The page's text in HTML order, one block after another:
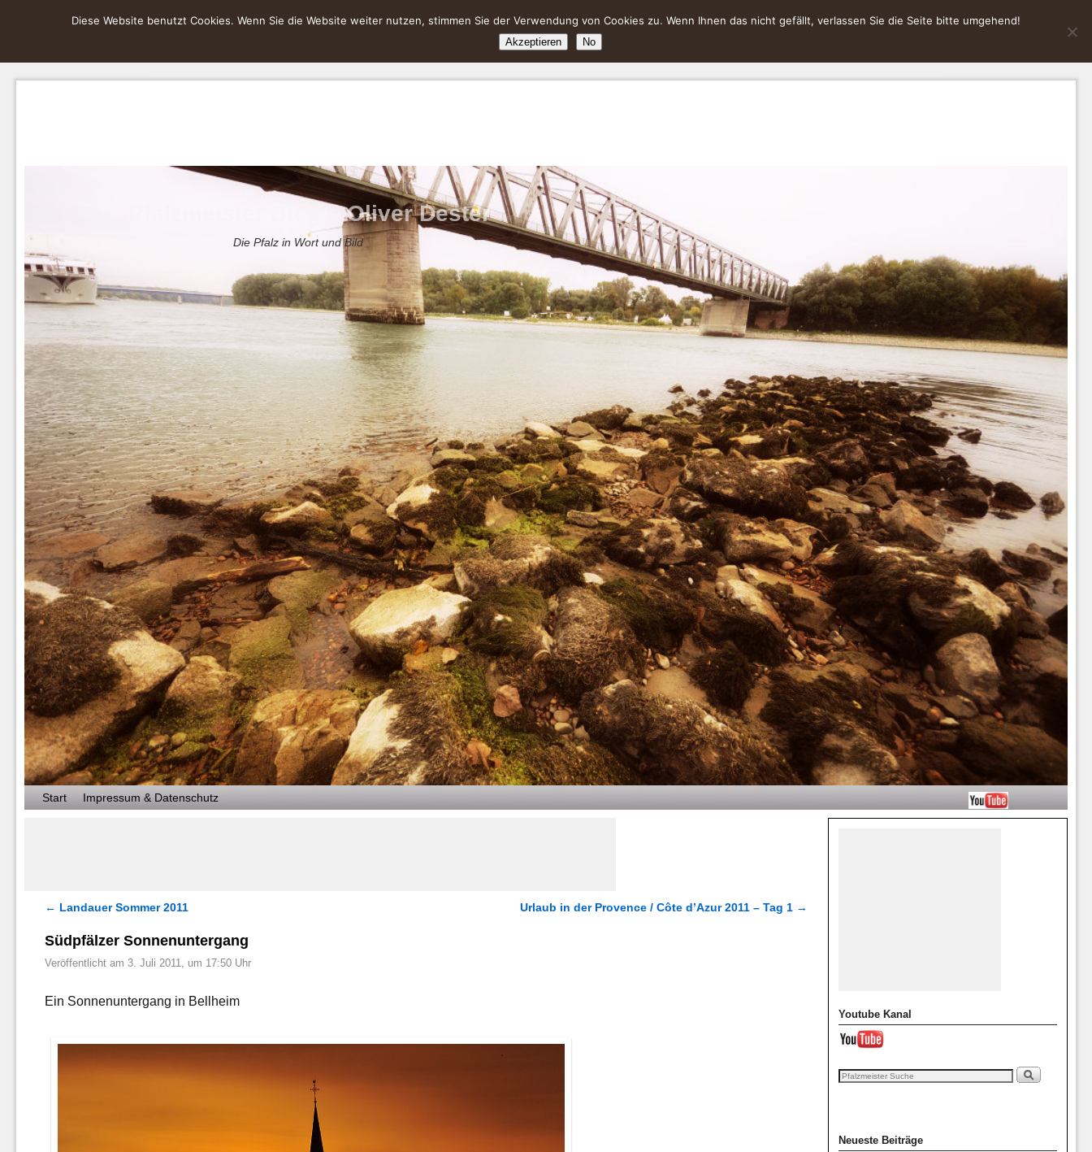
Pfalzmeister Blog – Oliver Dester
Die Pfalz in Wort und Bild
Zum Inhalt wechseln
Zum sekundären Inhalt wechseln
Start Impressum & Datenschutz
Artikelnavigation
← Landauer Sommer 2011 Urlaub in der Provence / Côte d’Azur 2011 – Tag 1 →
Südpfälzer Sonnenuntergang
Veröffentlicht am 3. Juli 2011, um 17:50 Uhr
Ein Sonnenuntergang in Bellheim
Youtube Kanal
Neueste Beiträge
Diese Website benutzt Cookies. Wenn Sie die Website weiter nutzen, stimmen Sie der Verwendung von Cookies zu. Wenn Ihnen das nicht gefällt, verlassen Sie die Seite bitte umgehend!
Akzeptieren No